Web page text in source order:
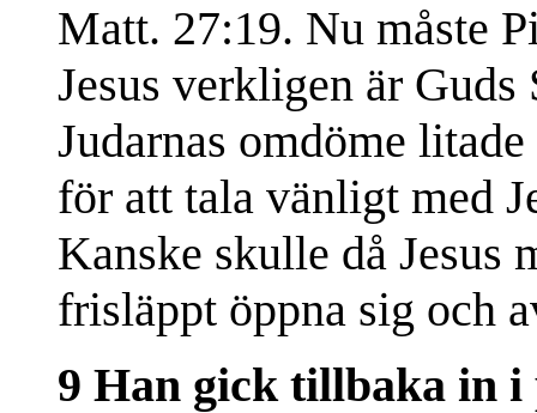
Matt. 27:19. Nu måste
Jesus verkligen är
Judarnas omdöme
för att tala vänligt med
Kanske skulle då Jesus
frisläppt öppna sig och
9 Han gick tillbaka in i